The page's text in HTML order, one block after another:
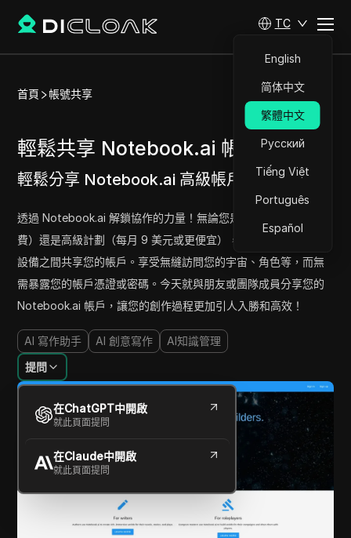
TC
English
简体中文
繁體中文
Русский
Tiếng Việt
Português
Español
首頁 帳號共享
輕鬆共享 Notebook.ai 帳號
輕鬆分享 Notebook.ai 高級帳戶 立即試用
透過 Notebook.ai 解鎖協作的力量！無論您是使用入門計劃（免
費）還是高級計劃（每月 9 美元或更便宜），您都可以輕鬆地在
設備之間共享您的帳戶。享受無縫訪問您的宇宙、角色等，而無
需暴露您的帳戶憑證或密碼。今天就與朋友或團隊成員分享您的
Notebook.ai 帳戶，讓您的創作過程更加引人入勝和高效！
AI 寫作助手 AI 創意寫作
AI知識管理
提問
在ChatGPT中開啟
就此頁面提問
在Claude中開啟
就此頁面提問